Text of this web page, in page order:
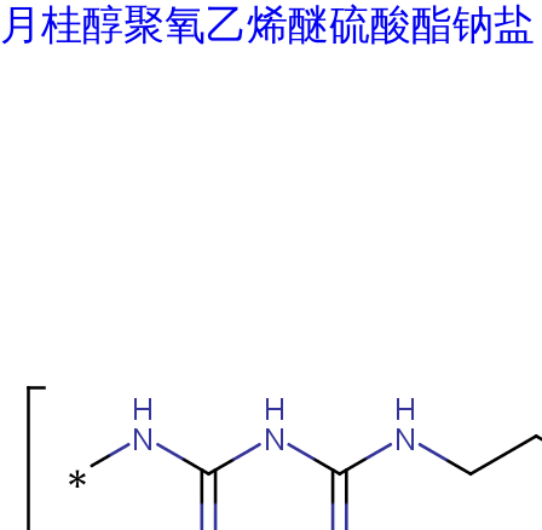
月桂醇聚氧乙烯醚硫酸酯钠盐